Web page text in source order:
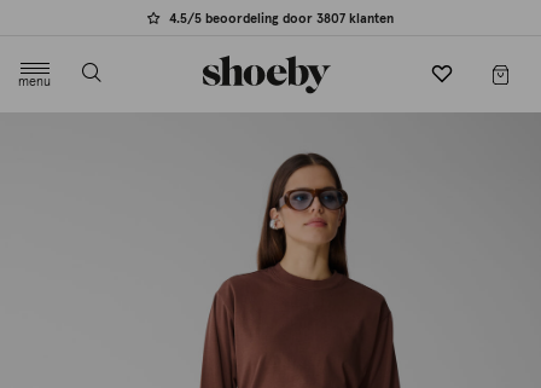
4.5/5 beoordeling door 3807 klanten
menu